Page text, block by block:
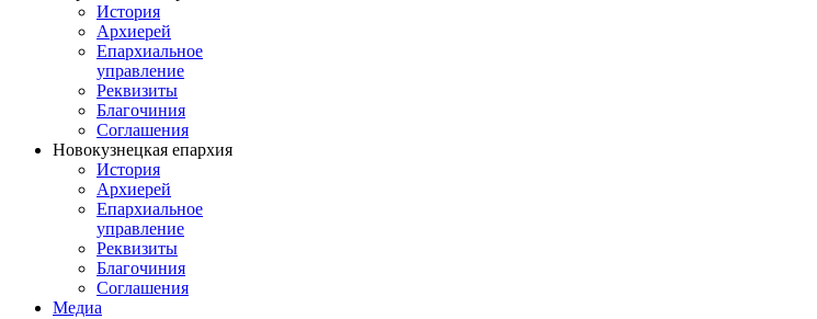
История
Архиерей
Епархиальное
управление
Реквизиты
Благочиния
Соглашения
Новокузнецкая епархия
История
Архиерей
Епархиальное
управление
Реквизиты
Благочиния
Соглашения
Медиа